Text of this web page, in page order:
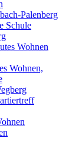
Palenberg
Schule
Wohnen
Wohnen,